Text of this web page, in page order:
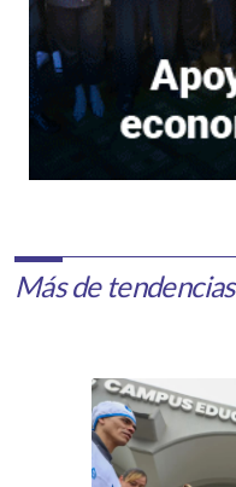
Más de tendencias